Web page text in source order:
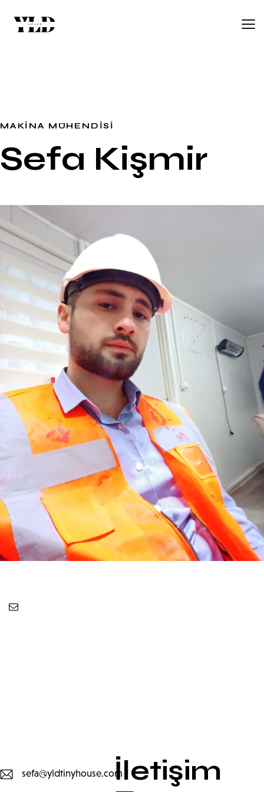
MAKINA MÜHENDISI
Sefa Kişmir
sefa@yldtinyhouse.comİletişim